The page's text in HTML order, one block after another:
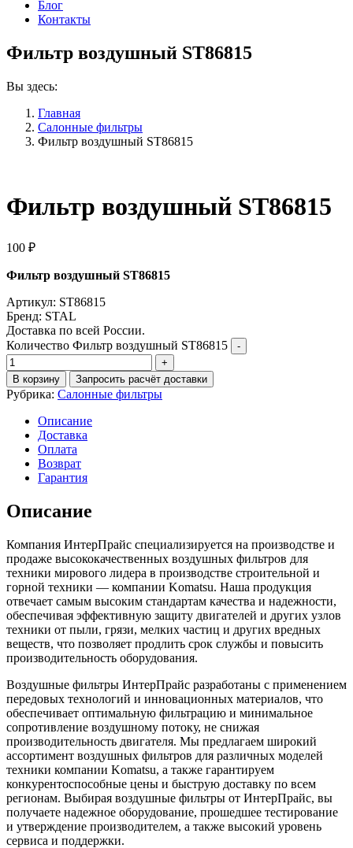
Блог
Контакты
Фильтр воздушный ST86815
Вы здесь:
Главная
Салонные фильтры
Фильтр воздушный ST86815
Фильтр воздушный ST86815
100 ₽
Фильтр воздушный ST86815
Артикул: ST86815
Бренд: STAL
Доставка по всей России.
Количество Фильтр воздушный ST86815
В корзину Запросить расчёт доставки
Рубрика: Салонные фильтры
Описание
Доставка
Оплата
Возврат
Гарантия
Описание
Компания ИнтерПрайс специализируется на производстве и
продаже высококачественных воздушных фильтров для
техники мирового лидера в производстве строительной и
горной техники — компании Komatsu. Наша продукция
отвечает самым высоким стандартам качества и надежности,
обеспечивая эффективную защиту двигателей и других узлов
техники от пыли, грязи, мелких частиц и других вредных
веществ, что позволяет продлить срок службы и повысить
производительность оборудования.
Воздушные фильтры ИнтерПрайс разработаны с применением
передовых технологий и инновационных материалов, что
обеспечивает оптимальную фильтрацию и минимальное
сопротивление воздушному потоку, не снижая
производительность двигателя. Мы предлагаем широкий
ассортимент воздушных фильтров для различных моделей
техники компании Komatsu, а также гарантируем
конкурентоспособные цены и быструю доставку по всем
регионам. Выбирая воздушные фильтры от ИнтерПрайс, вы
получаете надежное оборудование, прошедшее тестирование
и утверждение производителем, а также высокий уровень
сервиса и поддержки.